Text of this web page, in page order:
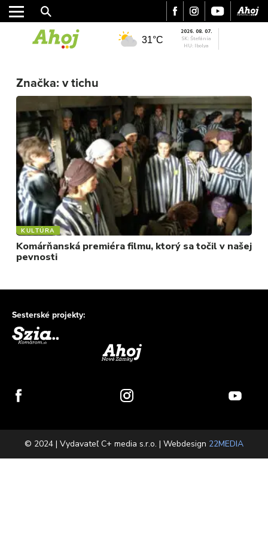
ŠPORT
KULTÚRA
FOTKY
VIDEO
MIX
31°C
2026. 08. 07.
SK: Štefánia
HU: Ibolya
Značka: v tichu
KULTÚRA
Komárňanská premiéra filmu, ktorý sa točil v našej
pevnosti
Sesterské projekty:
© 2024 | Vydavateľ C+ media s.r.o. | Webdesign 22MEDIA